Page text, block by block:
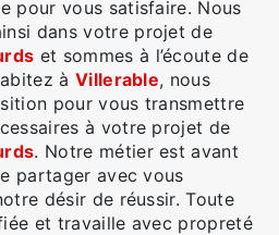
pour vous satisfaire. Nous
dans votre projet de
et sommes à l’écoute de
à Villerable, nous
pour vous transmettre
à votre projet de
. Notre métier est avant
partager avec vous
désir de réussir. Toute
et travaille avec propreté